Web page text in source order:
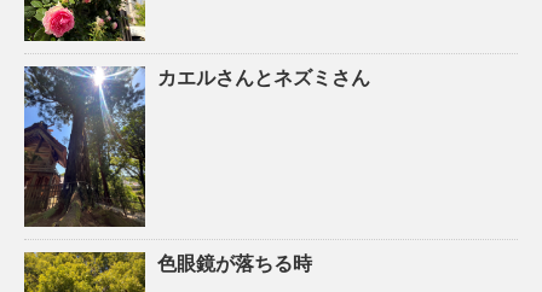
カエルさんとネズミさん
色眼鏡が落ちる時